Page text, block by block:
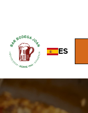
ES